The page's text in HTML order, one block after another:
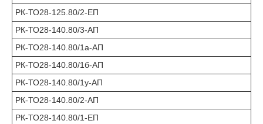
РК-ТО28-125.80/2-ЕП
РК-ТО28-140.80/3-АП
РК-ТО28-140.80/1а-АП
РК-ТО28-140.80/1б-АП
РК-ТО28-140.80/1у-АП
РК-ТО28-140.80/2-АП
РК-ТО28-140.80/1-ЕП